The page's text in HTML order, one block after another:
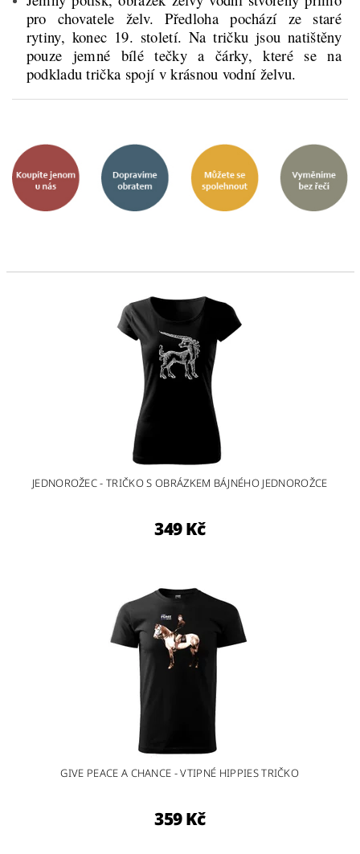
pro chovatele želv. Předloha pochází ze staré
rytiny, konec 19. století. Na tričku jsou natištěny
pouze jemné bílé tečky a čárky, které se na
podkladu trička spojí v krásnou vodní želvu.
JEDNOROŽEC - TRIČKO S OBRÁZKEM BÁJNÉHO JEDNOROŽCE
349 Kč
GIVE PEACE A CHANCE - VTIPNÉ HIPPIES TRIČKO
359 Kč